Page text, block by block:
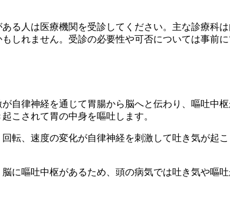
る人は医療機関を受診してください。主な診療科
れません。受診の必要性や可否については事前に
自律神経を通じて胃腸から脳へと伝わり、嘔吐中
こされて胃の中身を嘔吐します。
転、速度の変化が自律神経を刺激して吐き気が起
に嘔吐中枢があるため、頭の病気では吐き気や嘔吐